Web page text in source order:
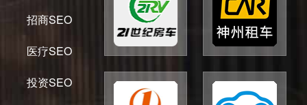
招商SEO
医疗SEO
投资SEO